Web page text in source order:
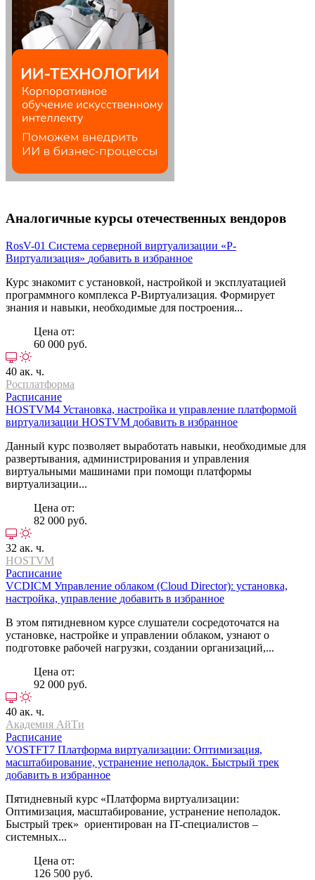
Аналогичные курсы отечественных вендоров
RosV-01 Система серверной виртуализации «Р-
Виртуализация» добавить в избранное
Курс знакомит с установкой, настройкой и эксплуатацией
программного комплекса Р-Виртуализация. Формирует
знания и навыки, необходимые для построения...
Цена от:
60 000 руб.
40 ак. ч.
Росплатформа
Расписание
HOSTVM4 Установка, настройка и управление платформой
виртуализации HOSTVM добавить в избранное
Данный курс позволяет выработать навыки, необходимые для
развертывания, администрирования и управления
виртуальными машинами при помощи платформы
виртуализации...
Цена от:
82 000 руб.
32 ак. ч.
HOSTVM
Расписание
VCDICM Управление облаком (Cloud Director): установка,
настройка, управление добавить в избранное
В этом пятидневном курсе слушатели сосредоточатся на
установке, настройке и управлении облаком, узнают о
подготовке рабочей нагрузки, создании организаций,...
Цена от:
92 000 руб.
40 ак. ч.
Академия АйТи
Расписание
VOSTFT7 Платформа виртуализации: Оптимизация,
масштабирование, устранение неполадок. Быстрый трек
добавить в избранное
Пятидневный курс «Платформа виртуализации:
Оптимизация, масштабирование, устранение неполадок.
Быстрый трек» ориентирован на IT-специалистов –
системных...
Цена от:
126 500 руб.